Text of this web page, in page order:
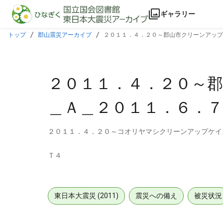
本文に飛ぶ
ギャラリー
トップ 郡山震災アーカイブ ２０１１．４．２０～郡山市クリーンアッ
２０１１．４．２０～
＿Ａ＿２０１１．６．
２０１１．４．２０～コオリヤマシクリーンアップケ
Ｔ４
東日本大震災 (2011) 震災への備え 被災状況